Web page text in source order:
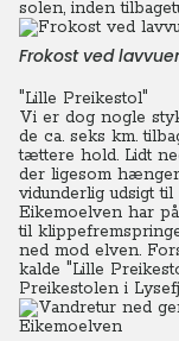
solen, inden
Frokost ved
"Lille Preikestol"
Vi er dog nogle
de ca. seks km.
tættere hold. Lidt
der ligesom
vidunderlig udsigt
Eikemoelven har
til
ned mod elven.
kalde "Lille
Preikestolen i